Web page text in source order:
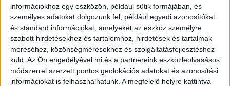
információkhoz egy eszközön, például sütik formájában, és
személyes adatokat dolgozunk fel, például egyedi azonosítókat
és standard információkat, amelyeket az eszköz személyre
szabott hirdetésekhez és tartalomhoz, hirdetések és tartalmak
méréséhez, közönségmérésekhez és szolgáltatásfejlesztéshez
küld. Az Ön engedélyével mi és a partnereink eszközleolvasásos
módszerrel szerzett pontos geolokációs adatokat és azonosítási
információkat is felhasználhatunk. A megfelelő helyre kattintva
Christian Borean, a Generali Csoport pénzügyi igazgatója
elmondta: „A csoport 2026-os első negyedévének
eredményei megerősítik az „Élethosszig tartó partnerség
27: a kiválóság útján” stratégiánk sikeres végrehajtását.
Ennek köszönhetően az üzleti eredményeink minden
szegmens támogatásával erőteljes növekedést mutattak,